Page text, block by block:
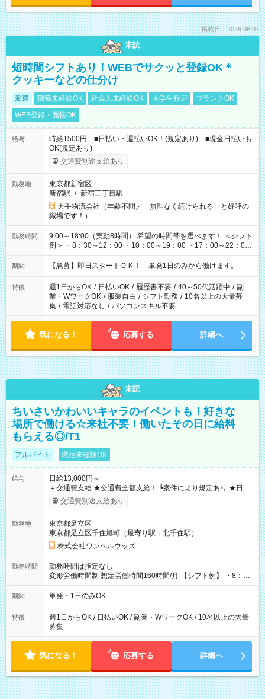
掲載日：2026.08.07
未読
短時間シフトあり！WEBでサクッと登録OK＊
クッキーなどの仕分け
派遣 職種未経験OK 社会人未経験OK 大学生歓迎
ブランクOK
WEB登録・面接OK
給与
時給1500円 ■日払い・週払いOK！(規定あり) ■現金日払いも
OK(規定あり)
交通費別途支給あり
勤務地
東京都新宿区
新宿駅 / 新宿三丁目駅
大手物流会社（年齢不問／「無理なく続けられる」と好評の
職場です！）
勤務時間
9:00～18:00（実動8時間） 希望の時間帯を選べます！ ＜シフト
例＞ ・8：30～12：00 ・10：00～19：00 ・17：00～22：00
・13：00～22：00 ・22：00～翌6：00 など
期間 【急募】即日スタートＯＫ！ 単発1日のみから働けます。
特徴 週1日からOK / 日払いOK / 履歴書不要 / 40～50代活躍中 / 副
業・WワークOK / 服装自由 / シフト勤務 / 10名以上の大量募
集 / 電話対応なし / パソコンスキル不要
気になる！ 応募する 詳細へ
未読
ちいさいかわいいキャラのイベントも！好きな
場所で働ける☆来社不要！働いたその日に給料
もらえる◎/T1
アルバイト 職種未経験OK
給与
日給13,000円～
＋交通費支給 ★交通費全額支給！ ┗案件により規定あり ★日払
いOK！（規定あり） ┗働いたその日に現金GET♪ お仕事後はコ
ンビニATMから 日払い分を引き落とせます！ 【試用期間】試
交通費別途支給あり
勤務地
東京都足立区
東京都足立区千住旭町（最寄り駅：北千住駅）
株式会社ワンベルウッズ
勤務時間
勤務時間は指定なし
変形労働時間制 想定労働時間160時間/月 【シフト例】 ・8：00
～21：00
期間 単発・1日のみOK
特徴
週1日からOK / 日払いOK / 副業・WワークOK / 10名以上の大量
募集
気になる！ 応募する 詳細へ